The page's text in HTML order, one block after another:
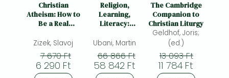
Christian
Atheism: How to
Be a Real
Zizek, Slavoj
7 670 Ft
6 290 Ft
Religion,
Learning,
Literacy:
Concepts for
Twenty-First
Century Public
Education
Ubani, Martin
66 866 Ft
58 842 Ft
The Cambridge
Companion to
Christian Liturgy
Geldhof, Joris;
(ed.)
13 093 Ft
11 784 Ft